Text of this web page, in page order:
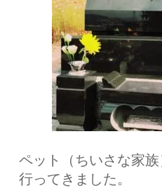
ペット（ちいさな家
行ってきました。